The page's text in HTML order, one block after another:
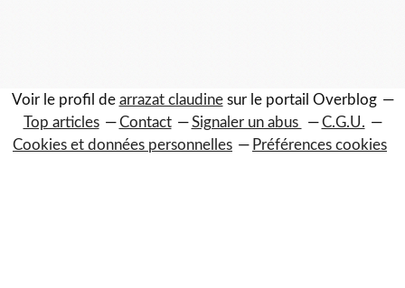
Voir le profil de arrazat claudinesur le portail Overblog
Top articles
Contact Signaler un abus
C.G.U.
Cookies et données personnelles
Préférences cookies